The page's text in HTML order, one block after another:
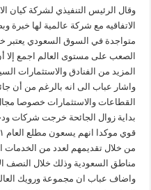
وقال الرئيس التنفيذي لشركة كيان
الاتفاقيه مع شركة عالمية لها
متواجدة في السوق السعودي يعتبر
الصعب على مستوى العالم اجمع
المزيد من الفنادق والاستثمارات
واشار عباب الى انه بالرغم من أن
القطاعات والاستثمارات خصوصا مجال
بداية زوال الجائحة خرجت شركات
من خلال تقديمهم لعدد من الخدمات
مناطق السعودية وذلك خلال النصف
واضاف عباب ان مجموعة ورويك